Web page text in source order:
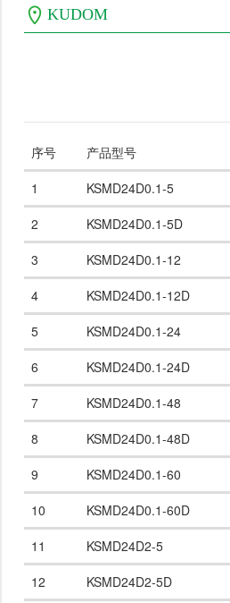
KUDOM
序号 产品型号
1
KSMD24D0.1-5
2
KSMD24D0.1-5D
3
KSMD24D0.1-12
4
KSMD24D0.1-12D
5
KSMD24D0.1-24
6
KSMD24D0.1-24D
7
KSMD24D0.1-48
8
KSMD24D0.1-48D
9
KSMD24D0.1-60
10
KSMD24D0.1-60D
11
KSMD24D2-5
12
KSMD24D2-5D